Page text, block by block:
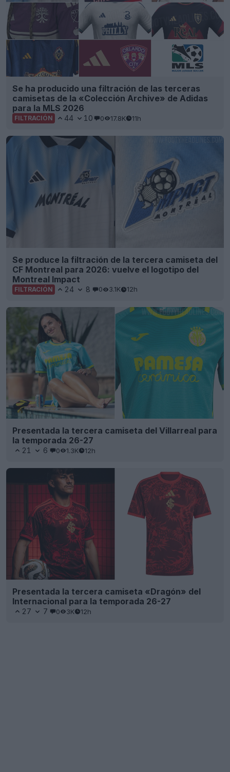
Se ha producido una filtración de las terceras
camisetas de la «Colección Archive» de Adidas
para la MLS 2026
FILTRACIÓN 44 10 0 17.8K 11h
Se produce la filtración de la tercera camiseta del
CF Montreal para 2026: vuelve el logotipo del
Montreal Impact
FILTRACIÓN 24 8 0 3.1K 12h
Presentada la tercera camiseta del Villarreal para
la temporada 26-27
21 6 0 1.3K 12h
Presentada la tercera camiseta «Dragón» del
Internacional para la temporada 26-27
27 7 0 3K 12h